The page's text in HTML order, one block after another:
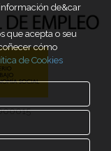
de&car
que acepta o seu
cómo
de Cookies